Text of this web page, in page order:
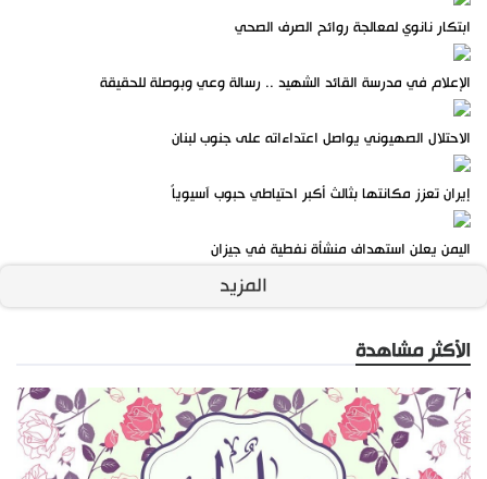
ابتكار نانوي لمعالجة روائح الصرف الصحي
الإعلام في مدرسة القائد الشهيد .. رسالة وعي وبوصلة للحقيقة
الاحتلال الصهيوني يواصل اعتداءاته على جنوب لبنان
إيران تعزز مكانتها بثالث أكبر احتياطي حبوب آسيوياً
اليمن يعلن استهداف منشأة نفطية في جيزان
المزيد
الأكثر مشاهدة